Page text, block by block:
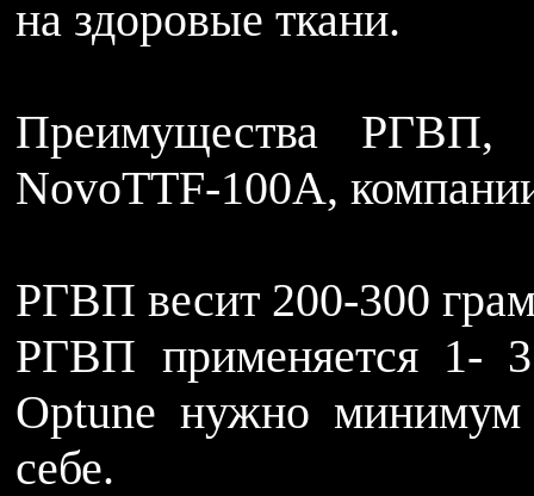
на здоровые ткани.
Преимущества
NovoTTF-100A,
РГВП весит 200-300
РГВП применяется 1-
Optune нужно минимум
себе.